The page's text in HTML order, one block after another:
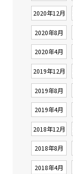
2020年12月
2020年8月
2020年4月
2019年12月
2019年8月
2019年4月
2018年12月
2018年8月
2018年4月